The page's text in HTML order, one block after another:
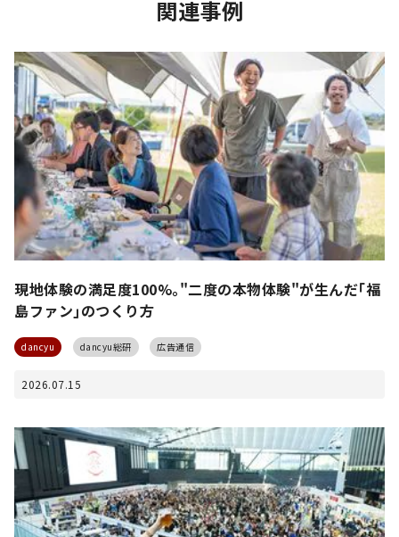
関連事例
現地体験の満足度100%｡"二度の本物体験"が生んだ｢福
島ファン｣のつくり方
dancyu dancyu総研 広告通信
2026.07.15